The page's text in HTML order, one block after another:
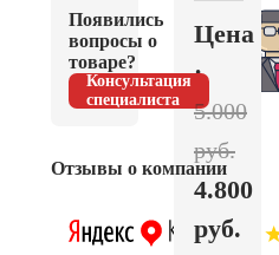
Появились
вопросы о
товаре?
Консультация
специалиста
Отзывы о компании
Цена
:
5.000
руб.
4.800
руб.